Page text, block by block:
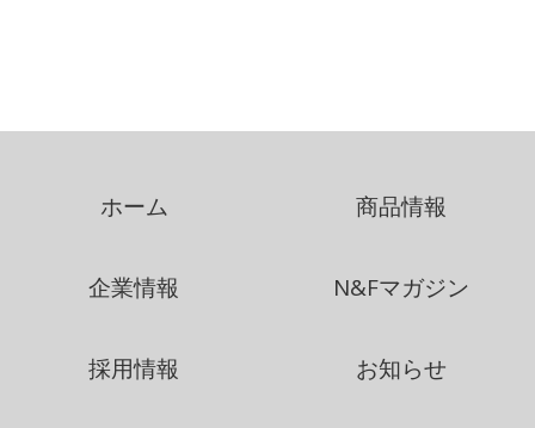
ホーム 商品情報
企業情報 N&Fマガジン
採用情報 お知らせ